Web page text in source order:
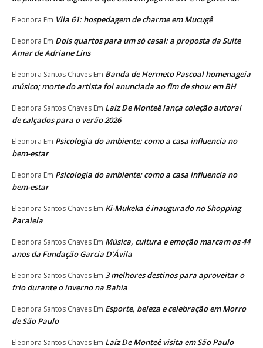
Eleonora Em Vila 61: hospedagem de charme em Mucugê
Eleonora Em Dois quartos para um só casal: a proposta da Suíte
Amar de Adriane Lins
Eleonora Santos Chaves Em Banda de Hermeto Pascoal homenageia
músico; morte do artista foi anunciada ao fim de show em BH
Eleonora Santos Chaves Em Laíz De Monteê lança coleção autoral
de calçados para o verão 2026
Eleonora Em Psicologia do ambiente: como a casa influencia no
bem-estar
Eleonora Em Psicologia do ambiente: como a casa influencia no
bem-estar
Eleonora Santos Chaves Em Ki-Mukeka é inaugurado no Shopping
Paralela
Eleonora Santos Chaves Em Música, cultura e emoção marcam os 44
anos da Fundação Garcia D’Ávila
Eleonora Santos Chaves Em 3 melhores destinos para aproveitar o
frio durante o inverno na Bahia
Eleonora Santos Chaves Em Esporte, beleza e celebração em Morro
de São Paulo
Eleonora Santos Chaves Em Laíz De Monteê visita em São Paulo